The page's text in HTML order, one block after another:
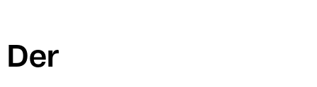
Der